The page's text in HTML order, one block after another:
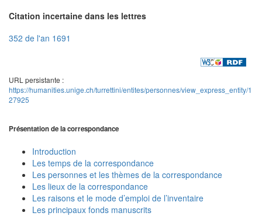
Citation incertaine dans les lettres
352 de l'an 1691
URL persistante :
https://humanities.unige.ch/turrettini/entites/personnes/view_express_entity/1
27925
Présentation de la correspondance
Introduction
Les temps de la correspondance
Les personnes et les thèmes de la correspondance
Les lieux de la correspondance
Les raisons et le mode d’emploi de l’inventaire
Les principaux fonds manuscrits